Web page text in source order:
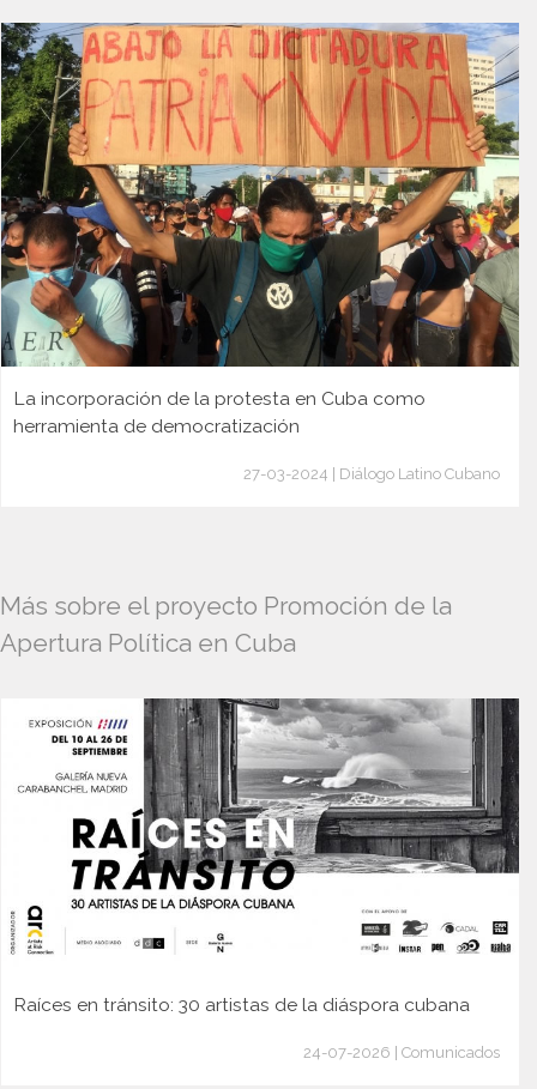
La incorporación de la protesta en Cuba como
herramienta de democratización
27-03-2024 | Diálogo Latino Cubano
Más sobre el proyecto Promoción de la
Apertura Política en Cuba
Raíces en tránsito: 30 artistas de la diáspora cubana
24-07-2026 | Comunicados